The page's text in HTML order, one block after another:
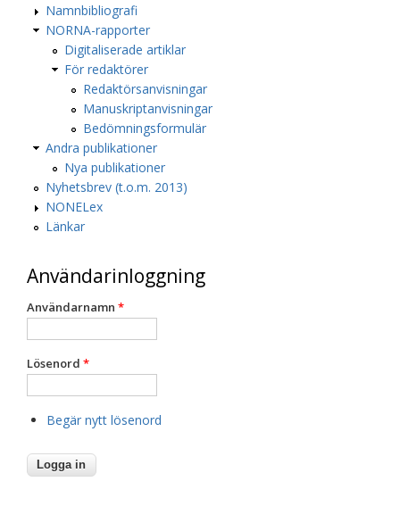
Namnbibliografi
NORNA-rapporter
Digitaliserade artiklar
För redaktörer
Redaktörsanvisningar
Manuskriptanvisningar
Bedömningsformulär
Andra publikationer
Nya publikationer
Nyhetsbrev (t.o.m. 2013)
NONELex
Länkar
Användarinloggning
Användarnamn *
Lösenord *
Begär nytt lösenord